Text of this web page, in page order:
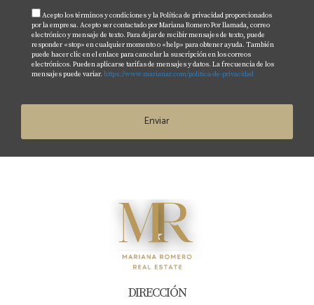
Acepto los términos y condiciones y la Política de privacidad proporcionados
por la empresa. Acepto ser contactado por Mariana Romero Por llamada, correo
electrónico y mensaje de texto. Para dejar de recibir mensajes de texto, puede
responder «stop» en cualquier momento o «help» para obtener ayuda. También
puede hacer clic en el enlace para cancelar la suscripción en los correos
electrónicos. Pueden aplicarse tarifas de mensajes y datos. La frecuencia de los
mensajes puede variar. https://www.marianar.com/politica-de-privacidad
Enviar
DIRECCIÓN